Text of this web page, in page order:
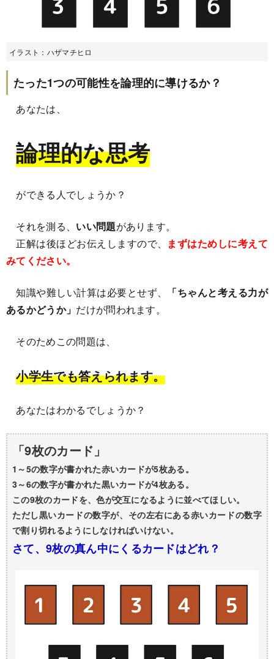
イラスト：ハザマチヒロ
たった1つの可能性を論理的に導けるか？
あなたは、
論理的な思考
ができる人でしょうか？
それを測る、 いい問題があります。
正解は後ほどお伝えしますので、
まずはためしに考えて
みてください。
知識や難しい計算は必要とせず、
「ちゃんと考える力が
あるかどうか」 だけが問われます。
そのためこの問題は、
小学生でも答えられます。
あなたはわかるでしょうか？
「9枚のカード」
1～5の数字が書かれた赤いカードが5枚ある。
3～6の数字が書かれた黒いカードが4枚ある。
この9枚のカードを、色が交互になるように並べてほしい。
ただし黒いカードの数字が、その左右にある赤いカードの数字
で割り切れるようにしなければいけない。
さて、9枚の真ん中にくるカードはどれ？